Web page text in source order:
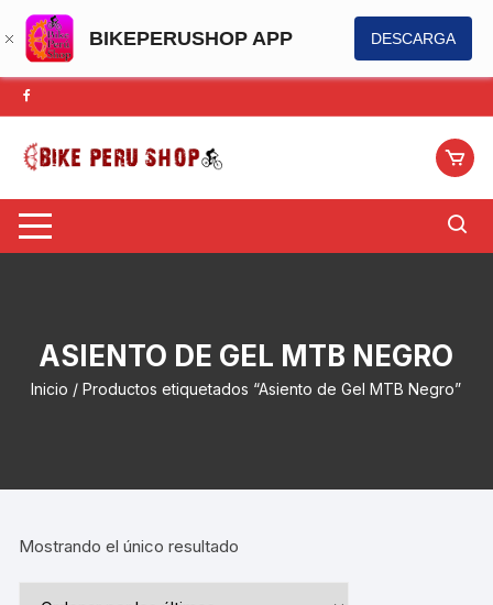
BIKEPERUSHOP APP DESCARGA
Saltar
al
contenido
ASIENTO DE GEL MTB NEGRO
Inicio / Productos etiquetados “Asiento de Gel MTB Negro”
Mostrando el único resultado